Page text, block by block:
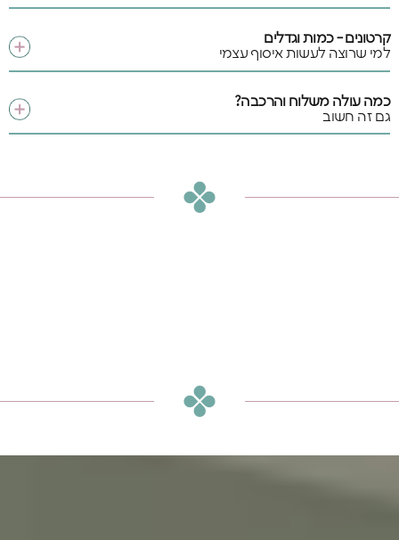
קרטונים - כמות וגדלים
למי שרוצה לעשות איסוף עצמי
כמה עולה משלוח והרכבה?
גם זה חשוב